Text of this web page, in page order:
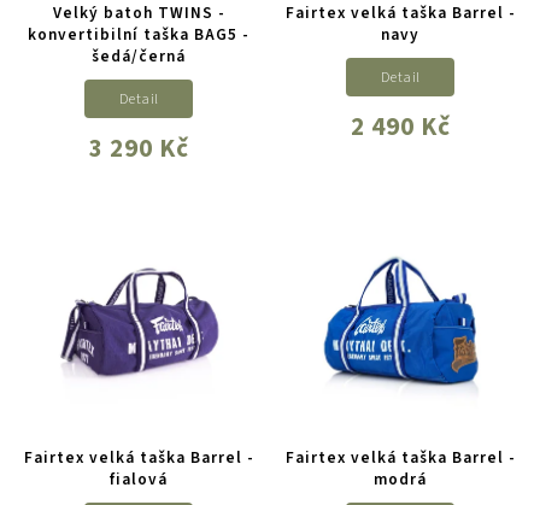
Velký batoh TWINS -
konvertibilní taška BAG5 -
šedá/černá
3 290 Kč
Detail
Fairtex velká taška Barrel -
navy
2 490 Kč
Detail
Fairtex velká taška Barrel -
fialová
Fairtex velká taška Barrel -
modrá